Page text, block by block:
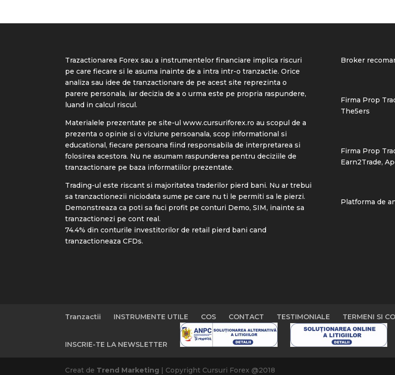
Trazactionarea Forex sau a instrumentelor financiare implica riscuri
pe care fiecare si le asuma inainte de a intra intr-o tranzactie. Orice
analiza sau idee de tranzactionare de pe acest site reprezinta o
parere personala, iar decizia de a o urma este pe propria raspundere,
luand in calcul riscul.
Materialele prezentate pe site-ulwww.cursuriforex.ro au scopul de a
prezenta o opinie si o viziune persoanala, scop informational si
educational, fiecare persoana fiind responsabila de interpretarea si
folosirea acestora. Nu ne asumam raspunderea pentru deciziile de
tranzactionare pe baza informatiilor prezentate.
Trading-ul este riscant si majoritatea traderilor pierd bani. Nu ar trebui
sa tranzactionezii niciodata sume pe care nu ti le permiti sa le pierzi.
Demonstreaza ca poti sa faci profit pe conturi Demo, SIM, inainte sa
tranzactionezi pe cont real.
74.4% din conturile investitorilor de retail pierd bani cand
tranzactioneaza CFDs.
Broker
Firma Prop
The5ers
Firma Prop
Earn2Trade,
Platforma de
Tranzactii INSTRUMENTE UTILE COS CONTACT TESTIMONIALE TERMENI SI
INSCRIE-TE LA NEWSLETTER
Creat de Trend Marketing | Copyright Cursuri Forex @2018